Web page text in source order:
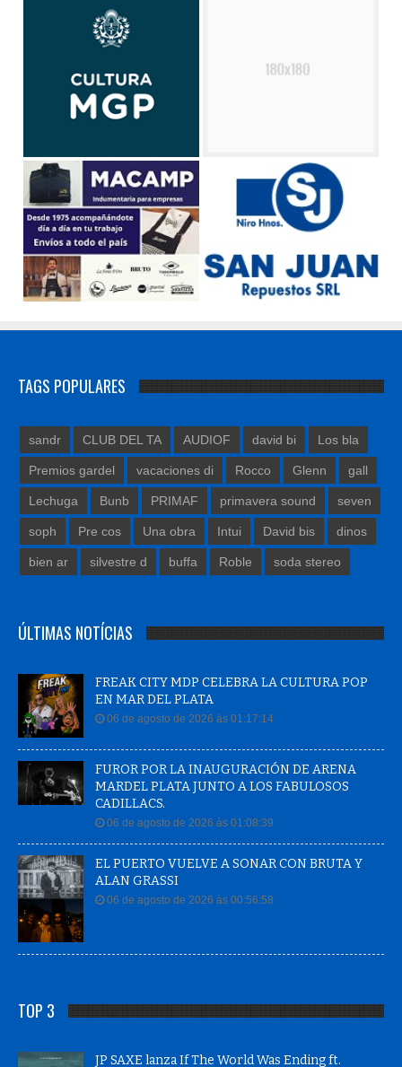
TAGS POPULARES
sandr CLUB DEL TA AUDIOF david bi Los bla
Premios gardel vacaciones di Rocco Glenn gall
Lechuga Bunb PRIMAF primavera sound seven
soph Pre cos Una obra Intui David bis dinos
bien ar silvestre d buffa Roble soda stereo
ÚLTIMAS NOTÍCIAS
FREAK CITY MDP CELEBRA LA CULTURA POP
EN MAR DEL PLATA
06 de agosto de 2026 às 01:17:14
FUROR POR LA INAUGURACIÓN DE ARENA
MARDEL PLATA JUNTO A LOS FABULOSOS
CADILLACS.
06 de agosto de 2026 às 01:08:39
EL PUERTO VUELVE A SONAR CON BRUTA Y
ALAN GRASSI
06 de agosto de 2026 às 00:56:58
TOP 3
JP SAXE lanza If The World Was Ending ft.